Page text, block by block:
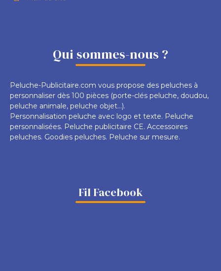
Qui sommes-nous ?
Peluche-Publicitaire.com vous propose des peluches à
personnaliser dès 100 pièces (porte-clés peluche, doudou,
peluche animale, peluche objet...).
Personnalisation peluche avec logo et texte. Peluche
personnalisées. Peluche publicitaire CE. Accessoires
peluches. Goodies peluches. Peluche sur mesure.
Fil Facebook